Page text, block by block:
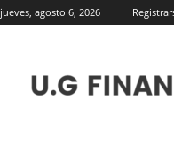
jueves, agosto 6, 2026